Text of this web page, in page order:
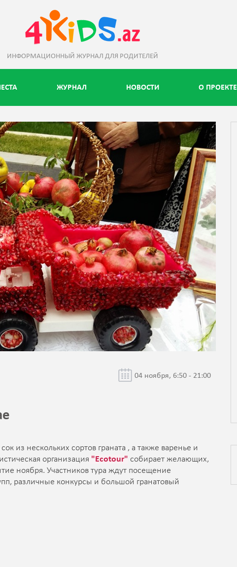
ИНФОРМАЦИОННЫЙ ЖУРНАЛ ДЛЯ РОДИТЕЛЕЙ
ЖУРНАЛ НОВОСТИ О ПРОЕКТЕ
04 ноября, 6:50 - 21:00
из нескольких сортов граната , а также варенье и
организация "Ecotour" собирает желающих,
ноября. Участников тура ждут посещение
различные конкурсы и большой гранатовый